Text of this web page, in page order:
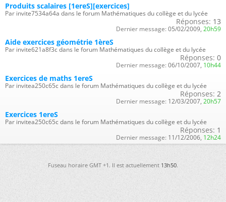
Produits scalaires [1ereS][exercices]
Par invite7534a64a dans le forum Mathématiques du collège et du lycée
Réponses: 13
Dernier message: 05/02/2009, 20h59
Aide exercices géométrie 1èreS
Par invite621a8f3c dans le forum Mathématiques du collège et du lycée
Réponses: 0
Dernier message: 06/10/2007, 10h44
Exercices de maths 1ereS
Par invitea250c65c dans le forum Mathématiques du collège et du lycée
Réponses: 2
Dernier message: 12/03/2007, 20h57
Exercices 1ereS
Par invitea250c65c dans le forum Mathématiques du collège et du lycée
Réponses: 1
Dernier message: 11/12/2006, 12h24
Fuseau horaire GMT +1. Il est actuellement 13h50.